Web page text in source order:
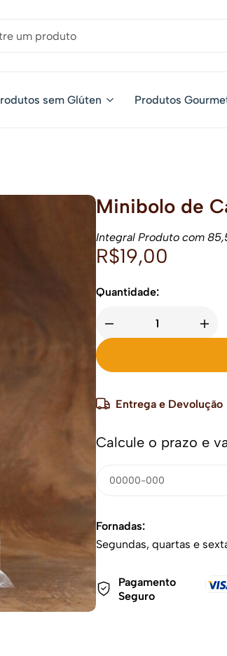
sem Glúten Produtos
Minibolo de
Integral Produto com
R$19,00
Quantidade:
Entrega e Devolução
Calcule o prazo e
Fornadas:
Segundas, quartas e
Pagamento
Seguro